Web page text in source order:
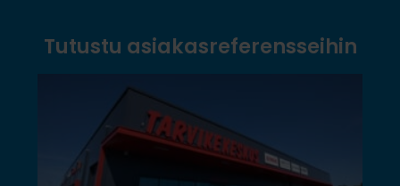
Tutustu asiakasreferensseihin